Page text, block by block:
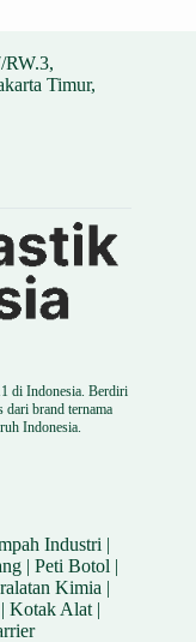
RW.3,
Timur,
di Indonesia. Berdiri
dari brand ternama
Indonesia.
Industri |
|Peti Botol |
Kimia |
| Kotak Alat|